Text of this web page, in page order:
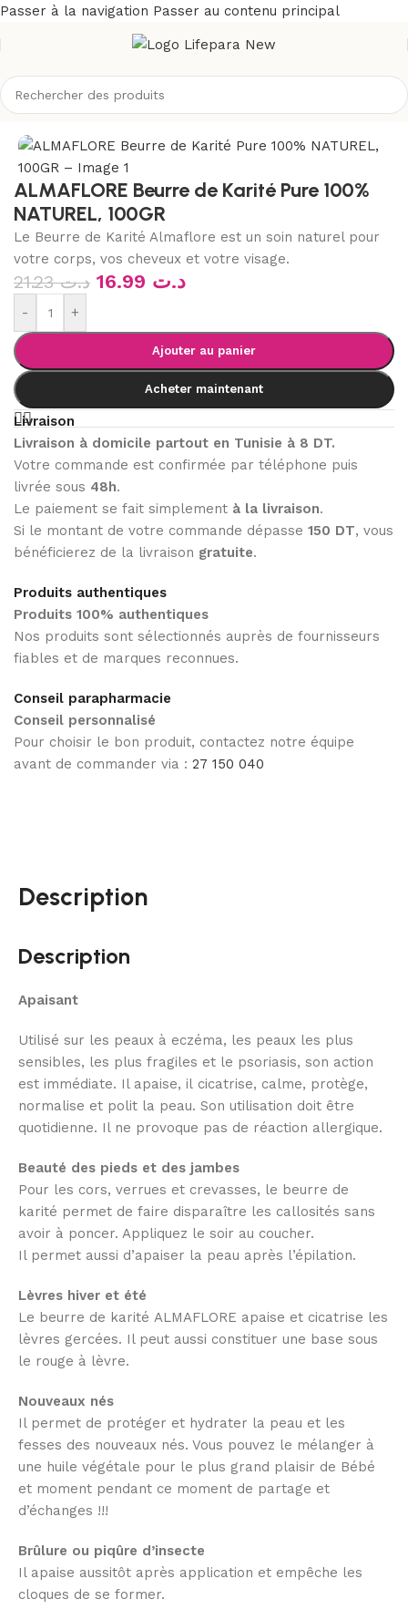
Passer à la navigation Passer au contenu principal
Accueil/Boutique/Bio & naturel
ALMAFLORE Beurre de Karité Pure 100%
NATUREL, 100GR
Le Beurre de Karité Almaflore est un soin naturel pour
votre corps, vos cheveux et votre visage.
د.ت21.23 د.ت
- +
Ajouter au panier
Acheter maintenant
Livraison
Livraison à domicile partout en Tunisie à 8 DT.
Votre commande est confirmée par téléphone puis
livrée sous 48h.
Le paiement se fait simplement à la livraison.
Si le montant de votre commande dépasse 150 DT, vous
bénéficierez de la livraison gratuite.
Produits authentiques
Produits 100% authentiques
Nos produits sont sélectionnés auprès de fournisseurs
fiables et de marques reconnues.
Conseil parapharmacie
Conseil personnalisé
Pour choisir le bon produit, contactez notre équipe
avant de commander via : 27 150 040
Description
Description
Apaisant
Utilisé sur les peaux à eczéma, les peaux les plus
sensibles, les plus fragiles et le psoriasis, son action
est immédiate. Il apaise, il ‪‎cicatrise, calme, ‪‎protège,
normalise et polit la peau. Son utilisation doit être
quotidienne. Il ne provoque pas de réaction allergique.
Beauté des ‎pieds et des ‎jambes
Pour les cors, verrues et crevasses, le beurre de
karité permet de faire disparaître les callosités sans
avoir à poncer. Appliquez le soir au coucher.
Il permet aussi d’apaiser la peau après l’‪‎épilation.
Lèvres hiver et été
Le beurre de ‪‎karité ALMAFLORE apaise et cicatrise les
lèvres gercées. Il peut aussi constituer une base sous
le rouge à lèvre.
Nouveaux nés
Il permet de protéger et hydrater la peau et les
fesses des nouveaux nés. Vous pouvez le mélanger à
une huile végétale pour le plus grand plaisir de Bébé
et moment pendant ce moment de partage et
d’échanges !!!
Brûlure ou ‎piqûre d’insecte
Il apaise aussitôt après application et empêche les
cloques de se former.